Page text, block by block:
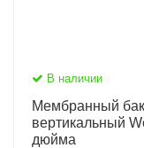
В наличии
Мембранный
вертикальный
дюйма